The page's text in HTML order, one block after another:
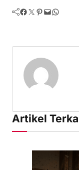
Facebook Twitter Pinterest Mail WhatsApp
Artikel